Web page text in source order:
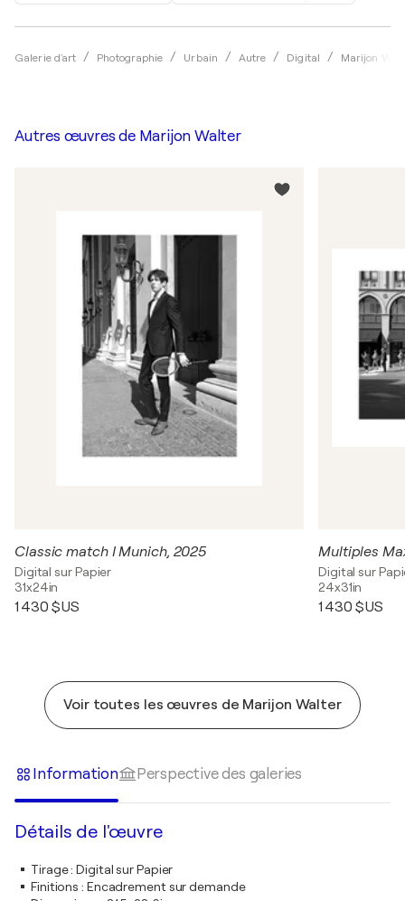
Galerie d'art Photographie Urbain Autre Digital Marijon
Autres œuvres de Marijon Walter
Classic match I Munich, 2025
Digital sur Papier
31x24in
1 430 $US
Multiples
Digital sur
24x31in
1 430 $US
Voir toutes les œuvres de Marijon Walter
Information Perspective des galeries
Détails de l'œuvre
Tirage:Digital sur Papier
Finitions : Encadrement sur demande